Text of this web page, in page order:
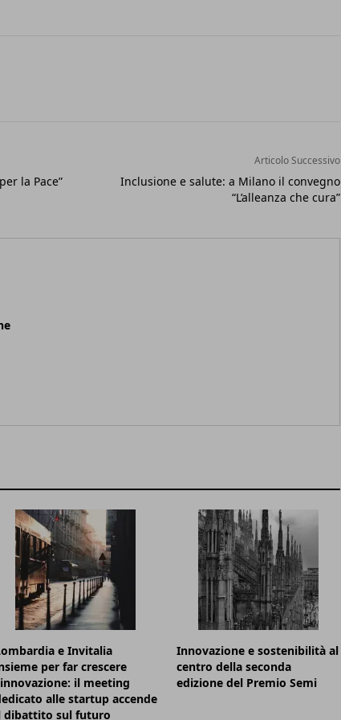
la Pace”
Articolo Successivo
Inclusione e salute: a Milano il convegno
“L’alleanza che cura”
e Invitalia
per far crescere
il meeting
alle startup accende
dibattito sul futuro
Innovazione e sostenibilità al
centro della seconda
edizione del Premio Semi